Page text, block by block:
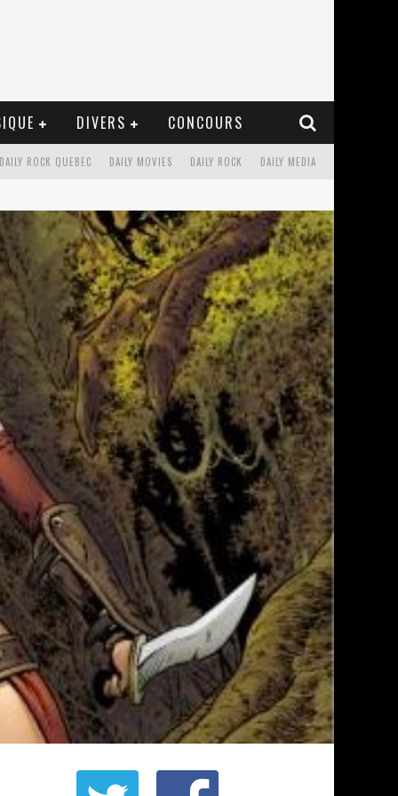
DIVERS CONCOURS
DAILY MEDIA
DAILY ROCK
DAILY MOVIES
DAILY ROCK QUEBEC